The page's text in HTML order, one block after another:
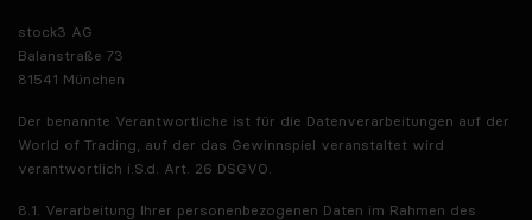
stock3 AG
Balanstraße 73
81541 München
Der benannte Verantwortliche ist für die Datenverarbeitungen auf der
World of Trading, auf der das Gewinnspiel veranstaltet wird
verantwortlich i.S.d. Art. 26 DSGVO.
8.1. Verarbeitung Ihrer personenbezogenen Daten im Rahmen des